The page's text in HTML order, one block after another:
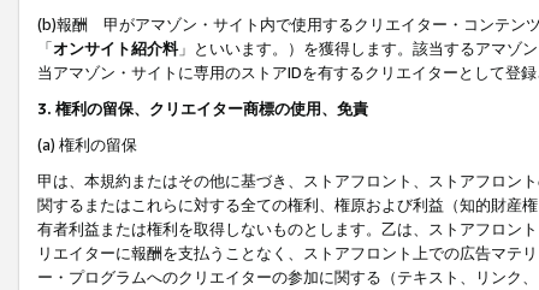
(b)報酬 甲がアマゾン・サイト内で使用するクリエイター・コンテン
「オンサイト紹介料」といいます。）を獲得します。該当するアマゾ
当アマゾン・サイトに専用のストアIDを有するクリエイターとして登
3. 権利の留保、クリエイター商標の使用、免責
(a) 権利の留保
甲は、本規約またはその他に基づき、ストアフロント、ストアフロン
関するまたはこれらに対する全ての権利、権原および利益（知的財産
有者利益または権利を取得しないものとします。乙は、ストアフロン
リエイターに報酬を支払うことなく、ストアフロント上での広告マテ
ー・プログラムへのクリエイターの参加に関する（テキスト、リンク